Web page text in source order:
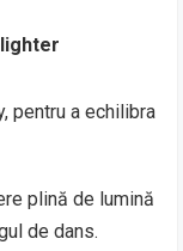
pentru a echilibra
plină de lumină
de dans.